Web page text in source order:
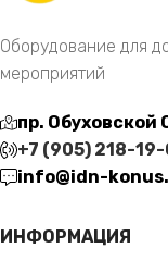
Оборудование для
мероприятий
пр. Обуховской
+7 (905) 218-
info@idn-
ИНФОРМАЦИЯ